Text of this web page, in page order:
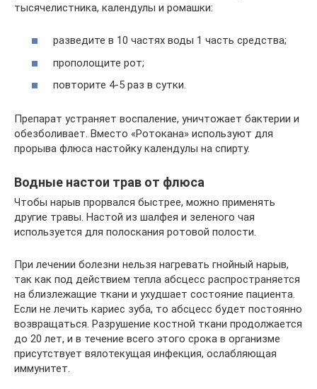
тысячелистника, календулы и ромашки:
разведите в 10 частях воды 1 часть средства;
прополощите рот;
повторите 4-5 раз в сутки.
Препарат устраняет воспаление, уничтожает бактерии и
обезболивает. Вместо «Ротокана» используют для
прорыва флюса настойку календулы на спирту.
Водные настои трав от флюса
Чтобы нарыв прорвался быстрее, можно применять
другие травы. Настой из шалфея и зеленого чая
используется для полоскания ротовой полости.
При лечении болезни нельзя нагревать гнойный нарыв,
так как под действием тепла абсцесс распространяется
на близлежащие ткани и ухудшает состояние пациента.
Если не лечить кариес зуба, то абсцесс будет постоянно
возвращаться. Разрушение костной ткани продолжается
до 20 лет, и в течение всего этого срока в организме
присутствует вялотекущая инфекция, ослабляющая
иммунитет.